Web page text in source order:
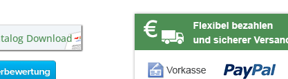
Download